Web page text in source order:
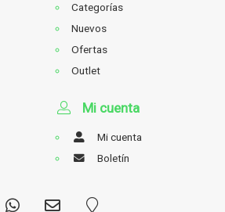
Categorías
Nuevos
Ofertas
Outlet
Mi cuenta
Mi cuenta
Boletín